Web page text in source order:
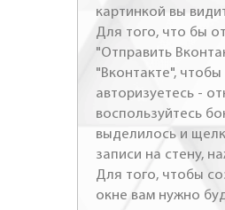
картинкой вы
Для того, что бы
"Отправить
"Вконтакте",
авторизуетесь -
воспользуйтесь
выделилось и
записи на стену,
Для того, чтобы
окне вам нужно